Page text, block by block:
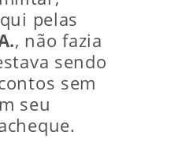
pelas
, não fazia
sendo
sem
seu